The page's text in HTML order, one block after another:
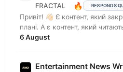
FRACTAL 🔥 RESPONDS
Привіт! 👋🏻 Є контент, який закриває пункт у контент-
плані. А є контент, який
медіа, використовують у
6 August
Entertainment News